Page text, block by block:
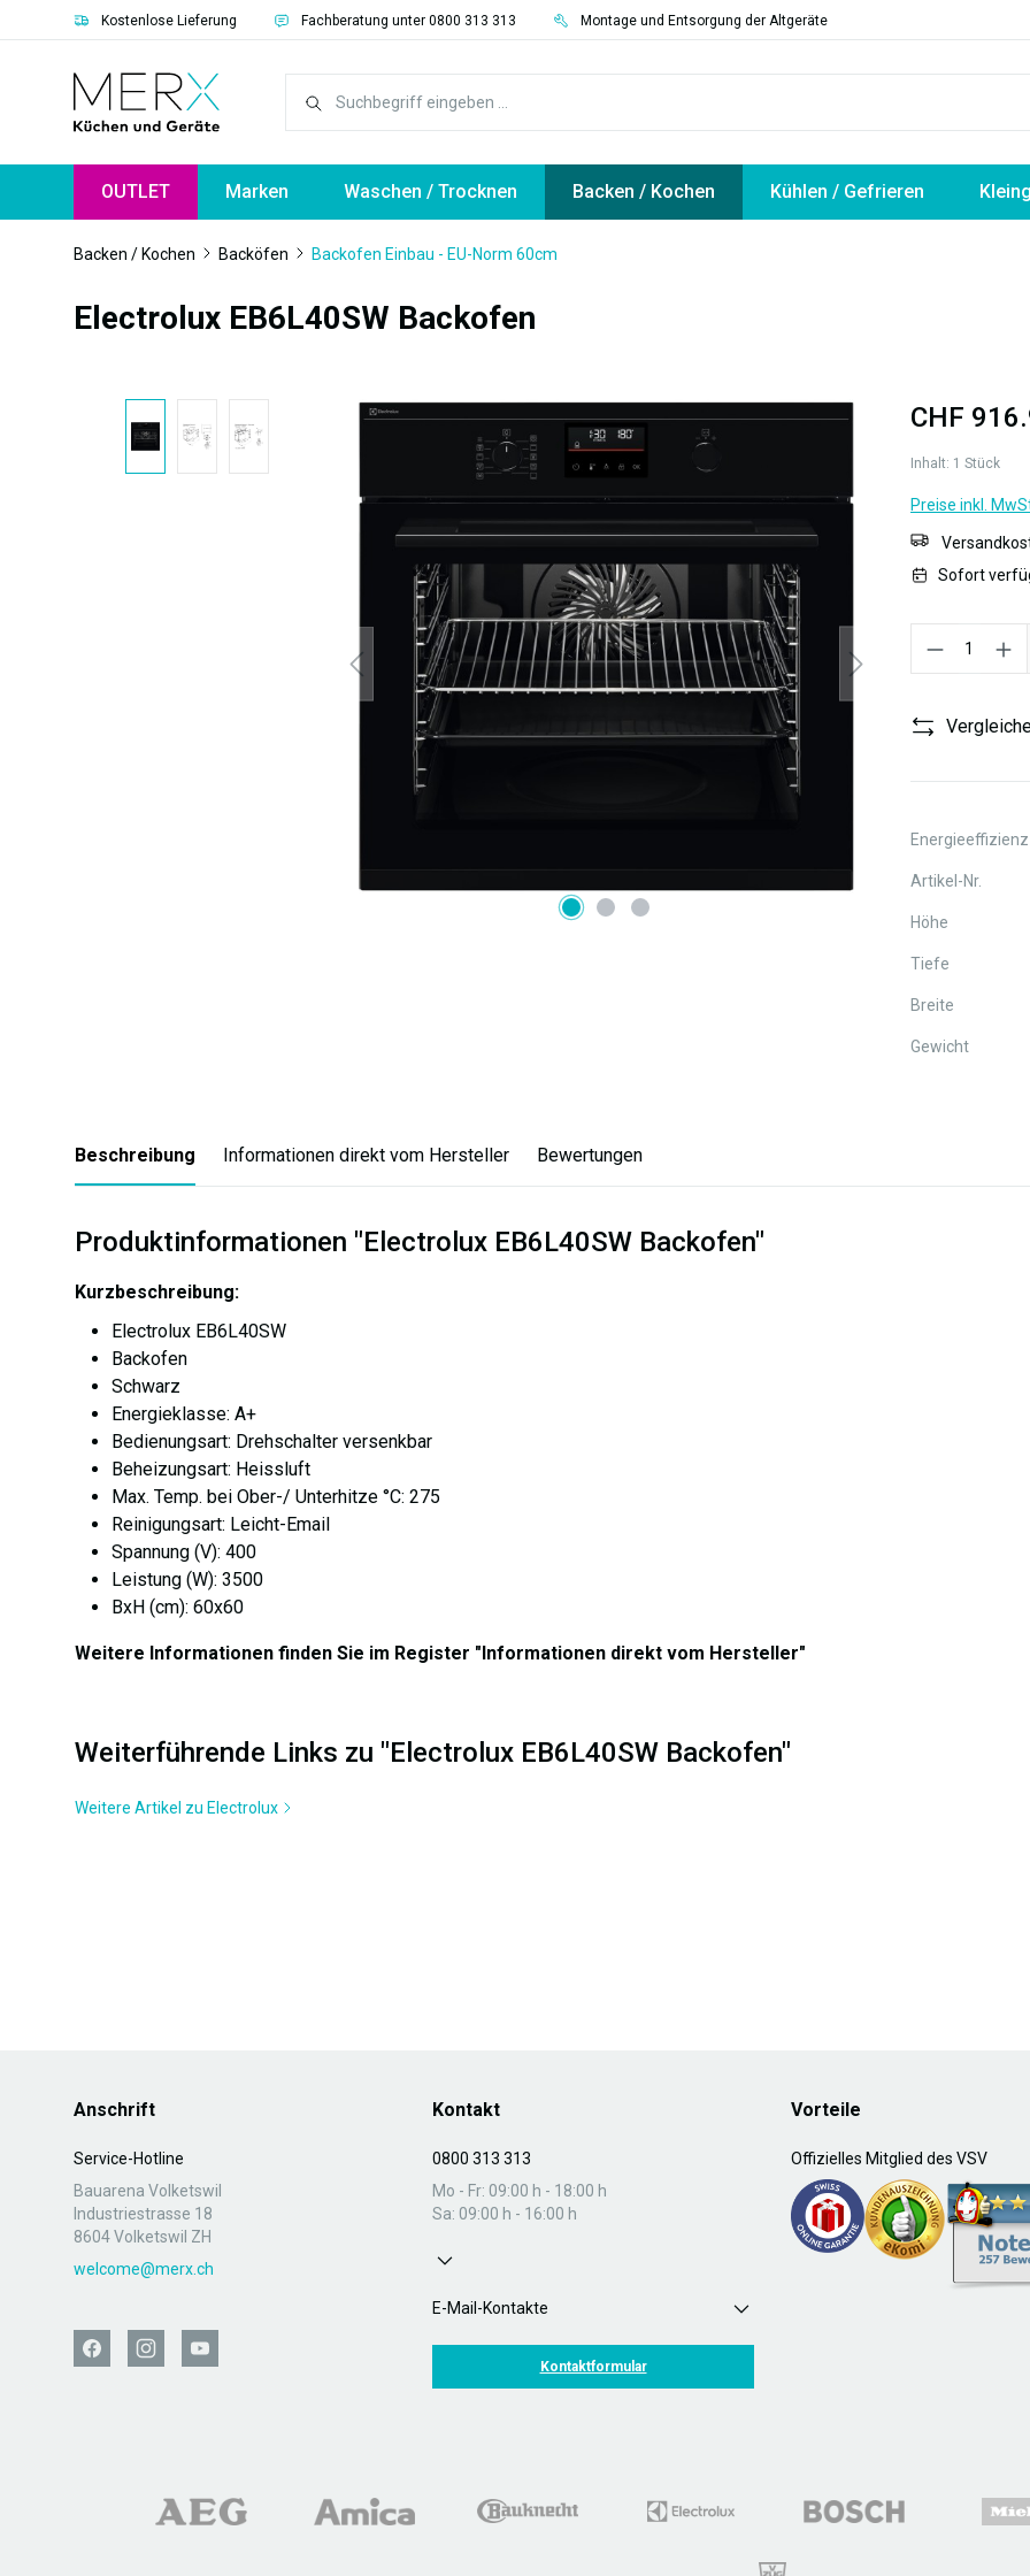
Zur Hauptnavigation springen
Kostenlose Lieferung Fachberatung unter 0800 313 313 Montage und Entsorgung der Altgeräte
OUTLET Marken Waschen / Trocknen Backen / Kochen Kühlen / Gefrieren
Backen / Kochen Backöfen Backofen Einbau - EU-Norm 60cm
Electrolux EB6L40SW Backofen
CHF
Inhalt: 1 Stück
Preise inkl.
Sofort
Energieeffizienz
Artikel-Nr.
Höhe
Tiefe
Breite
Gewicht
Beschreibung Informationen direkt vom Hersteller Bewertungen
Produktinformationen "Electrolux EB6L40SW Backofen"
Kurzbeschreibung:
Electrolux EB6L40SW
Backofen
Schwarz
Energieklasse: A+
Bedienungsart: Drehschalter versenkbar
Beheizungsart: Heissluft
Max. Temp. bei Ober-/ Unterhitze °C: 275
Reinigungsart: Leicht-Email
Spannung (V): 400
Leistung (W): 3500
BxH (cm): 60x60
Weitere Informationen finden Sie im Register "Informationen direkt vom Hersteller"
Weiterführende Links zu "Electrolux EB6L40SW Backofen"
Weitere Artikel zu Electrolux
Anschrift
Service-Hotline
Bauarena Volketswil
Industriestrasse 18
8604 Volketswil ZH
welcome@merx.ch
Kontakt
0800 313 313
Mo - Fr: 09:00 h - 18:00 h
Sa: 09:00 h - 16:00 h
E-Mail-Kontakte
Kontaktformular
Vorteile
Offizielles Mitglied des VSV